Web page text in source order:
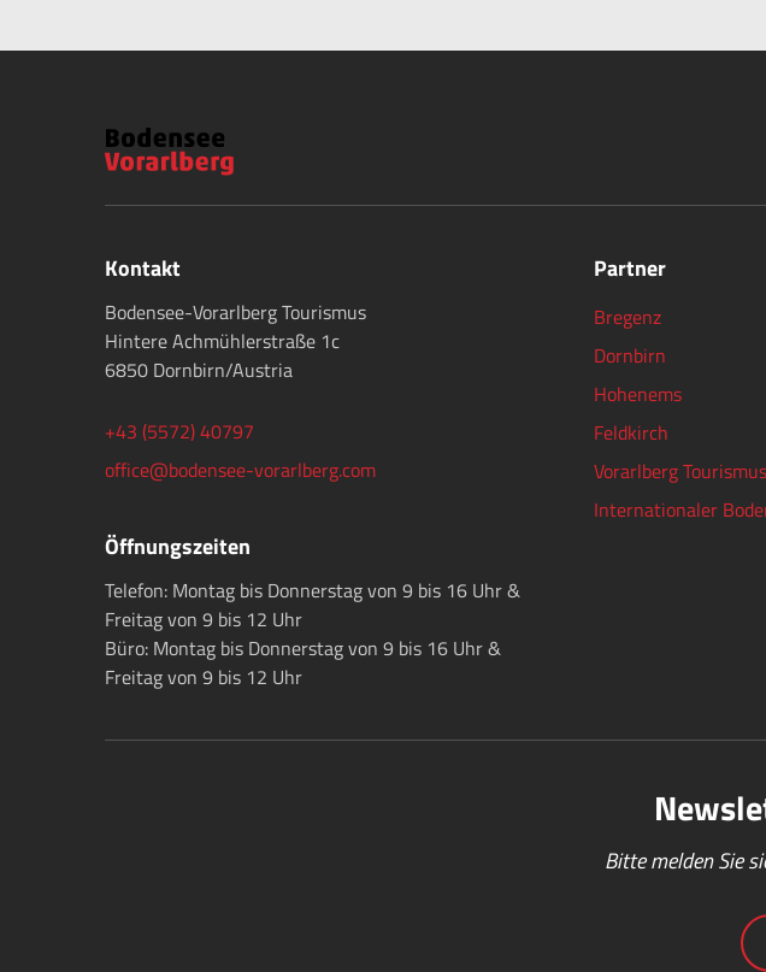
Kontakt
Bodensee-Vorarlberg Tourismus
Hintere Achmühlerstraße 1c
6850 Dornbirn/Austria
+43 (5572) 40797
office@bodensee-vorarlberg.com
Öffnungszeiten
Telefon: Montag bis Donnerstag von 9 bis 16 Uhr &
Freitag von 9 bis 12 Uhr
Büro: Montag bis Donnerstag von 9 bis 16 Uhr &
Freitag von 9 bis 12 Uhr
Partner
Bregenz
Dornbirn
Hohenems
Feldkirch
Vorarlberg Tourismus
Internationaler
Bitte melden Sie